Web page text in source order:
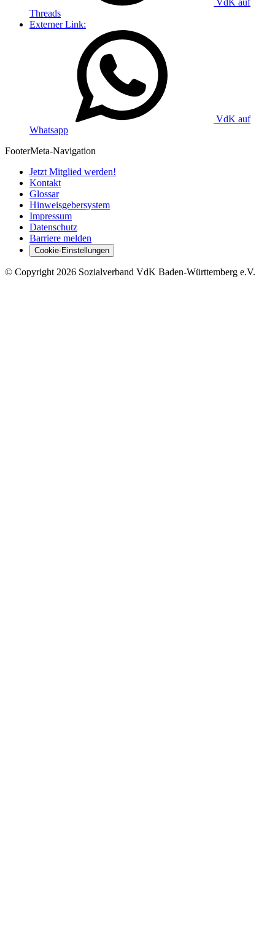
VdK auf
Threads
Externer Link:
VdK auf
Whatsapp
FooterMeta-Navigation
Jetzt Mitglied werden!
Kontakt
Glossar
Hinweisgebersystem
Impressum
Datenschutz
Barriere melden
Cookie-Einstellungen
© Copyright 2026 Sozialverband VdK Baden-Württemberg e.V.